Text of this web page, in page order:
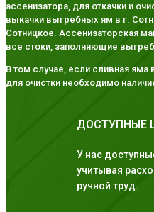
ассенизатора, для откачки и
выкачки выгребных ям в г.
Сотницкое. Ассенизаторская
все стоки, заполняющие
В том случае, если сливная яма
для очистки необходимо
ДОСТУПНЫЕ
У нас
учитывая
ручной труд.